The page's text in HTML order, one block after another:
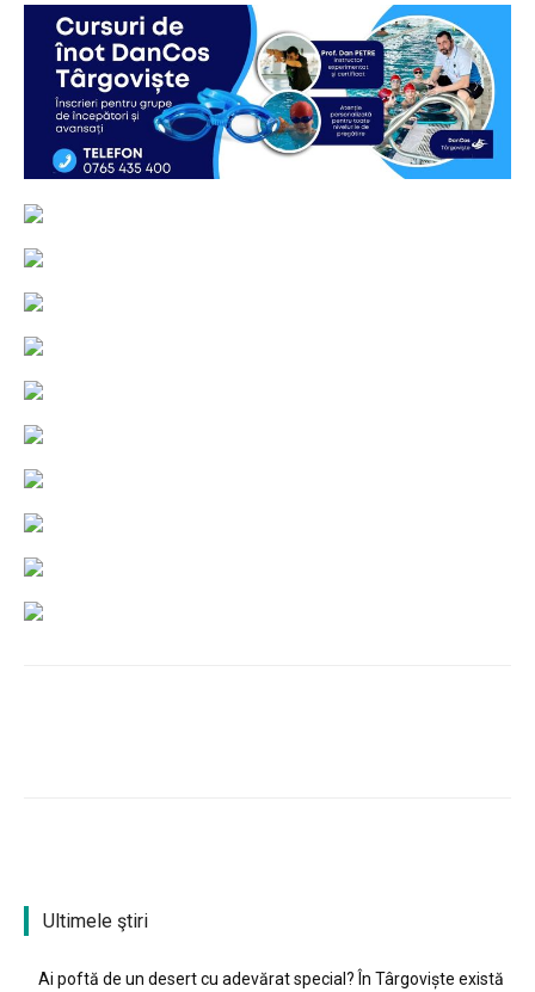
Ultimele ştiri
Ai poftă de un desert cu adevărat special? În Târgoviște există